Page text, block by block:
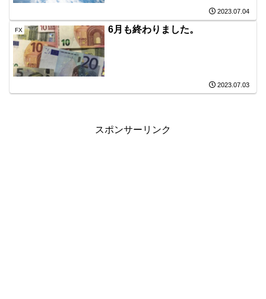
2023.07.04
FX 6月も終わりました。
2023.07.03
スポンサーリンク